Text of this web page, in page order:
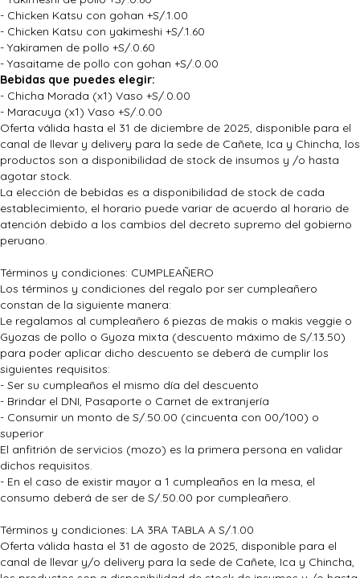
- Chicken Katsu con gohan +S/.1.00
- Chicken Katsu con yakimeshi +S/.1.60
- Yakiramen de pollo +S/.0.60
- Yasaitame de pollo con gohan +S/.0.00
Bebidas que puedes elegir:
- Chicha Morada (x1) Vaso +S/.0.00
- Maracuya (x1) Vaso +S/.0.00
Oferta válida hasta el 31 de diciembre de 2025, disponible para el
canal de llevar y delivery para la sede de Cañete, Ica y Chincha, los
productos son a disponibilidad de stock de insumos y /o hasta
agotar stock.
La elección de bebidas es a disponibilidad de stock de cada
establecimiento, el horario puede variar de acuerdo al horario de
atención debido a los cambios del decreto supremo del gobierno
peruano.
Términos y condiciones: CUMPLEAÑERO
Los términos y condiciones del regalo por ser cumpleañero
constan de la siguiente manera:
Le regalamos al cumpleañero 6 piezas de makis o makis veggie o
Gyozas de pollo o Gyoza mixta (descuento máximo de S/.13.50)
para poder aplicar dicho descuento se deberá de cumplir los
siguientes requisitos:
- Ser su cumpleaños el mismo día del descuento
- Brindar el DNI, Pasaporte o Carnet de extranjería
- Consumir un monto de S/.50.00 (cincuenta con 00/100) o
superior
El anfitrión de servicios (mozo) es la primera persona en validar
dichos requisitos.
- En el caso de existir mayor a 1 cumpleaños en la mesa, el
consumo deberá de ser de S/.50.00 por cumpleañero.
Términos y condiciones: LA 3RA TABLA A S/.1.00
Oferta válida hasta el 31 de agosto de 2025, disponible para el
canal de llevar y/o delivery para la sede de Cañete, Ica y Chincha,